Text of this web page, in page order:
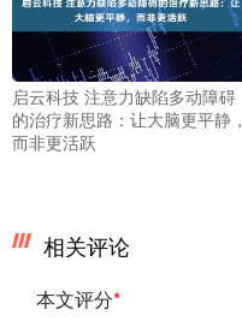
启云科技 注意力缺陷多动障碍
的治疗新思路：让大脑更平静，
而非更活跃
相关评论
本文评分*